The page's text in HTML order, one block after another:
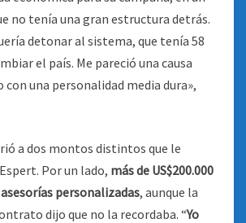
no tenía una gran estructura detrás.
detonar al sistema, que tenía 58
el país. Me pareció una causa
con una personalidad media dura»,
a dos montos distintos que le
Por un lado, más de US$200.000
personalizadas, aunque la
dijo que no la recordaba. “Yo